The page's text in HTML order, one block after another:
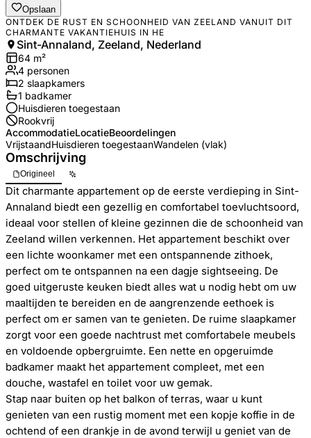
Opslaan
ONTDEK DE RUST EN SCHOONHEID VAN ZEELAND VANUIT DIT
CHARMANTE VAKANTIEHUIS IN HE
Sint-Annaland, Zeeland, Nederland
64 m²
4 personen
2 slaapkamers
1 badkamer
Huisdieren toegestaan
Rookvrij
AccommodatieLocatieBeoordelingen
VrijstaandHuisdieren toegestaanWandelen (vlak)
Omschrijving
Origineel
Dit charmante appartement op de eerste verdieping in Sint-
Annaland biedt een gezellig en comfortabel toevluchtsoord,
ideaal voor stellen of kleine gezinnen die de schoonheid van
Zeeland willen verkennen. Het appartement beschikt over
een lichte woonkamer met een ontspannende zithoek,
perfect om te ontspannen na een dagje sightseeing. De
goed uitgeruste keuken biedt alles wat u nodig hebt om uw
maaltijden te bereiden en de aangrenzende eethoek is
perfect om er samen van te genieten. De ruime slaapkamer
zorgt voor een goede nachtrust met comfortabele meubels
en voldoende opbergruimte. Een nette en opgeruimde
badkamer maakt het appartement compleet, met een
douche, wastafel en toilet voor uw gemak.
Stap naar buiten op het balkon of terras, waar u kunt
genieten van een rustig moment met een kopje koffie in de
ochtend of een drankje in de avond terwijl u geniet van de